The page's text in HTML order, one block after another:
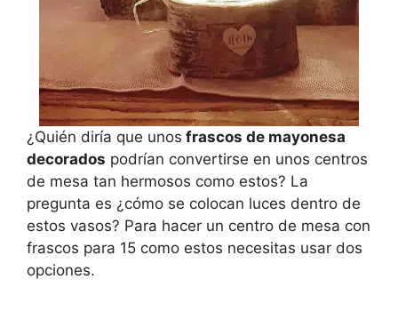
¿Quién diría que unos frascos de mayonesa
decorados podrían convertirse en unos centros
de mesa tan hermosos como estos? La
pregunta es ¿cómo se colocan luces dentro de
estos vasos? Para hacer un centro de mesa con
frascos para 15 como estos necesitas usar dos
opciones.